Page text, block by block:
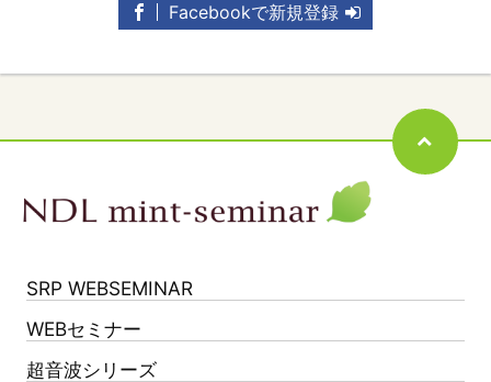
Facebookで新規登録
SRP WEBSEMINAR
WEBセミナー
超音波シリーズ